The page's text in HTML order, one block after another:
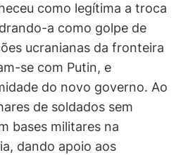
como legítima a troca
a como golpe de
ucranianas da fronteira
se com Putin, e
do novo governo. Ao
de soldados sem
bases militares na
dando apoio aos